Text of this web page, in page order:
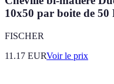
10x50 par boite de 50
FISCHER
11.17 EURVoir le prix